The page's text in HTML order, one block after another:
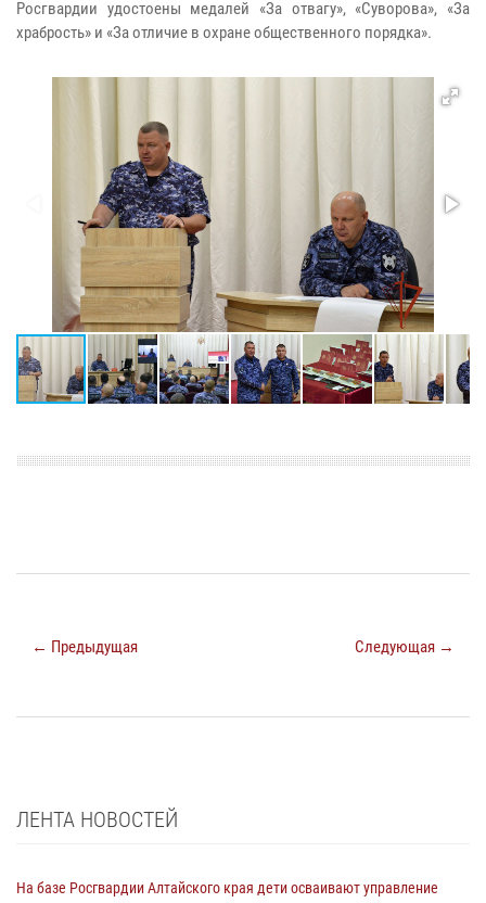
Росгвардии удостоены медалей «За отвагу», «Суворова», «За
храбрость» и «За отличие в охране общественного порядка».
← Предыдущая Следующая →
ЛЕНТА НОВОСТЕЙ
На базе Росгвардии Алтайского края дети осваивают управление